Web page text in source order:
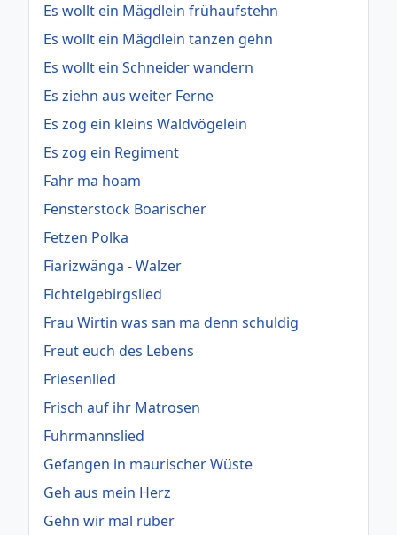
Es wollt ein Mägdlein frühaufstehn
Es wollt ein Mägdlein tanzen gehn
Es wollt ein Schneider wandern
Es ziehn aus weiter Ferne
Es zog ein kleins Waldvögelein
Es zog ein Regiment
Fahr ma hoam
Fensterstock Boarischer
Fetzen Polka
Fiarizwänga - Walzer
Fichtelgebirgslied
Frau Wirtin was san ma denn schuldig
Freut euch des Lebens
Friesenlied
Frisch auf ihr Matrosen
Fuhrmannslied
Gefangen in maurischer Wüste
Geh aus mein Herz
Gehn wir mal rüber